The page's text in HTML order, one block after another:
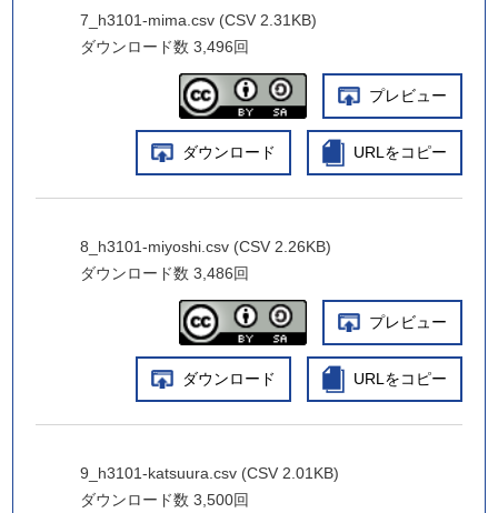
7_h3101-mima.csv (CSV 2.31KB)
ダウンロード数 3,496回
プレビュー
ダウンロード URLをコピー
8_h3101-miyoshi.csv (CSV 2.26KB)
ダウンロード数 3,486回
プレビュー
ダウンロード URLをコピー
9_h3101-katsuura.csv (CSV 2.01KB)
ダウンロード数 3,500回